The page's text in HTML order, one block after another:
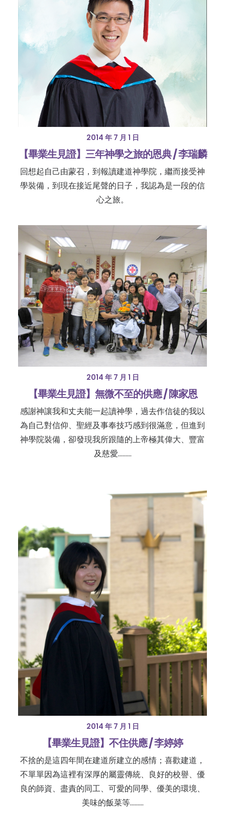
2014 年 7 月 1 日
【畢業生見證】三年神學之旅的恩典 / 李瑞麟
回想起自己由蒙召，到報讀建道神學院，繼而接受神
學裝備，到現在接近尾聲的日子，我認為是一段的信
心之旅。
2014 年 7 月 1 日
【畢業生見證】無微不至的供應 / 陳家恩
感謝神讓我和丈夫能一起讀神學，過去作信徒的我以
為自己對信仰、聖經及事奉技巧感到很滿意，但進到
神學院裝備，卻發現我所跟隨的上帝極其偉大、豐富
及慈愛………
2014 年 7 月 1 日
【畢業生見證】不住供應 / 李婷婷
不捨的是這四年間在建道所建立的感情；喜歡建道，
不單單因為這裡有深厚的屬靈傳統、良好的校譽、優
良的師資、盡責的同工、可愛的同學、優美的環境、
美味的飯菜等………